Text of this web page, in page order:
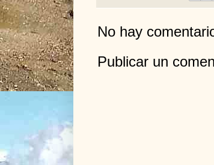
No hay
Publicar un